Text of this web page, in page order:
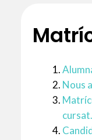
Nous
cursat.